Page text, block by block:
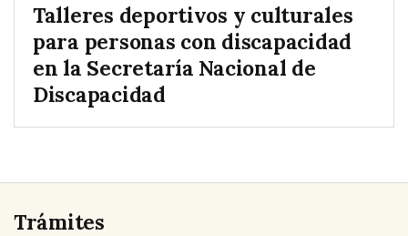
Talleres deportivos y culturales
para personas con discapacidad
en la Secretaría Nacional de
Discapacidad
Trámites